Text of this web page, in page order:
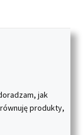
jak
produkty,